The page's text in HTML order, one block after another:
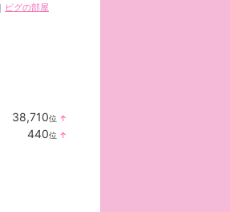
｜ ピグの部屋
38,710位 ↑
440位 ↑